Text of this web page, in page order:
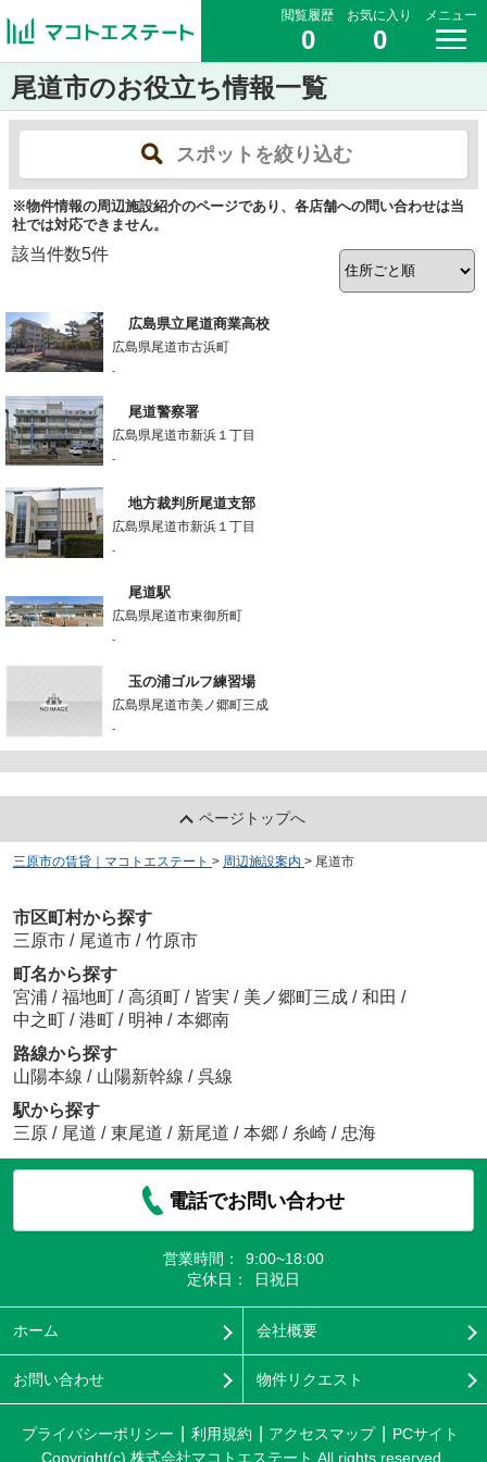
閲覧履歴
0
お気に入り
0
メニュー
尾道市のお役立ち情報一覧
スポットを絞り込む
※物件情報の周辺施設紹介のページであり、各店舗への問い合わせは当
社では対応できません。
該当件数5件
広島県立尾道商業高校
広島県尾道市古浜町
-
尾道警察署
広島県尾道市新浜１丁目
-
地方裁判所尾道支部
広島県尾道市新浜１丁目
-
尾道駅
広島県尾道市東御所町
-
玉の浦ゴルフ練習場
広島県尾道市美ノ郷町三成
-
ページトップへ
三原市の賃貸｜マコトエステート > 周辺施設案内 > 尾道市
市区町村から探す
三原市 / 尾道市 / 竹原市
町名から探す
宮浦 / 福地町 / 高須町 / 皆実 / 美ノ郷町三成 / 和田 /
中之町 / 港町 / 明神 / 本郷南
路線から探す
山陽本線 / 山陽新幹線 / 呉線
駅から探す
三原 / 尾道 / 東尾道 / 新尾道 / 本郷 / 糸崎 / 忠海
電話でお問い合わせ
営業時間：
9:00~18:00
定休日：
日祝日
ホーム 会社概要
お問い合わせ 物件リクエスト
プライバシーポリシー 利用規約 アクセスマップ
PCサイト
Copyright(c) 株式会社マコトエステート All rights reserved.